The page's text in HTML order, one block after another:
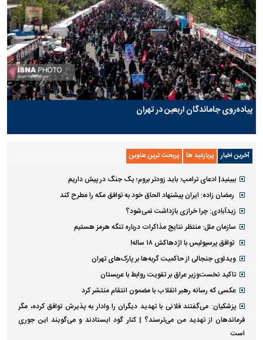
پیاده‌روی جاماندگان اربعین در تهران
آخرین اخبار پربازدید ها پربحث ترین عناوین
ببینید| ادعای ترامپ: باید زودتر بروم؛ یک جنگ در پیش داریم
رمضان زاده: ایران پیشنهاد الحاق خود به توافق مکه را مطرح کند
زیدآبادی: چرا خرازی بازداشت نمی‌شود؟
سازمان ملل: منتظر نتایج مذاکرات درباره تنگه هرمز هستیم
توافق پرسپولیس با اژدهاکش ۱۸ ساله!
ویدئوی جنجالی از حاکمیت گربه‌ها بر پارک‌های تهران
تاکید نخست‌وزیر عراق بر تقویت روابط با عربستان
عکسی که رسانه رهبر انقلاب با مضمون انتقام منتشر کرد
پزشکیان: می‌گفتند فلانی با تهدید دیگران را وادار به پذیرش توافق کرده، مگر
فرماندهان از تهدید من می‌ترسند؟ | کنار گود ایستادند و می‌گویند این جوری
است